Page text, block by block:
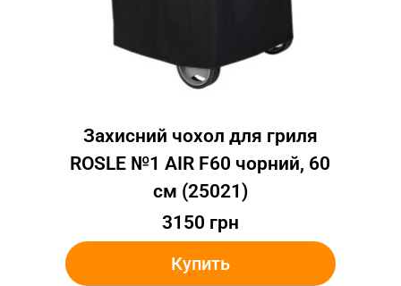
Захисний чохол для гриля
ROSLE №1 AIR F60 чорний, 60
см (25021)
3150 грн
Купить